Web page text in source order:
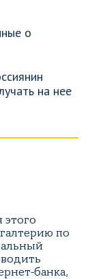
о
на нее
этого
по
банка,